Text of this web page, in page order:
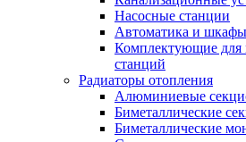
Насосные станции
Автоматика и
Комплектующие для
станций
Радиаторы отопления
Алюминиевые
Биметаллические
Биметаллические